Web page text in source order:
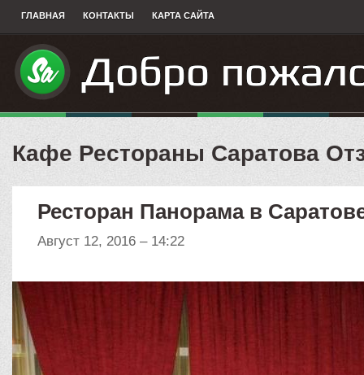
ГЛАВНАЯ КОНТАКТЫ КАРТА САЙТА
Кафе Рестораны Саратова
Ресторан Панорама в
Август 12, 2016 – 14:22